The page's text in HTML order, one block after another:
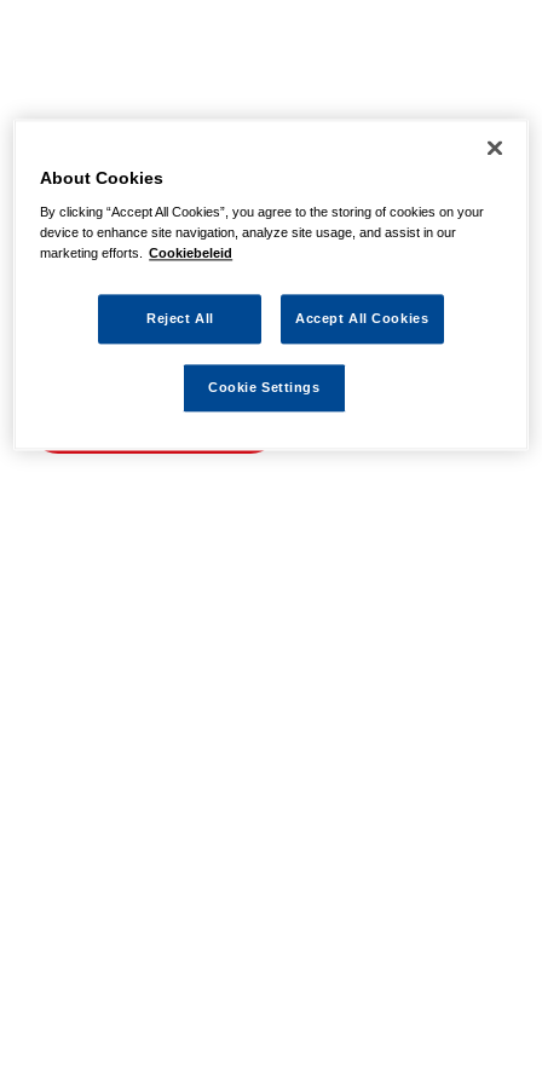
pagina niet kunnen
vinden
Wellicht zit er een spel- of typfout in de URL of is de
actie waarnaar u zocht al verlopen. We hopen u weer op
About Cookies
By clicking “Accept All Cookies”, you agree to the storing of cookies on your
device to enhance site navigation, analyze site usage, and assist in our
marketing efforts. Cookiebeleid
Reject All Accept All Cookies
Cookie Settings